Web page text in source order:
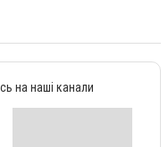
на наші канали